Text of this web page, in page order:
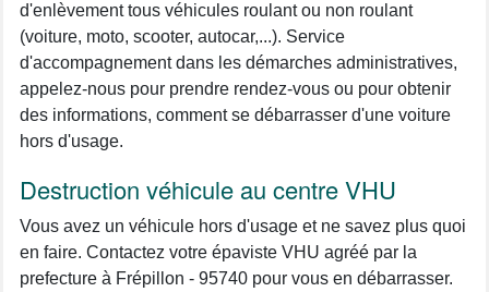
d'enlèvement tous véhicules roulant ou non roulant
(voiture, moto, scooter, autocar,...). Service
d'accompagnement dans les démarches administratives,
appelez-nous pour prendre rendez-vous ou pour obtenir
des informations, comment se débarrasser d'une voiture
hors d'usage.
Destruction véhicule au centre VHU
Vous avez un véhicule hors d'usage et ne savez plus quoi
en faire. Contactez votre épaviste VHU agréé par la
prefecture à Frépillon - 95740 pour vous en débarrasser.